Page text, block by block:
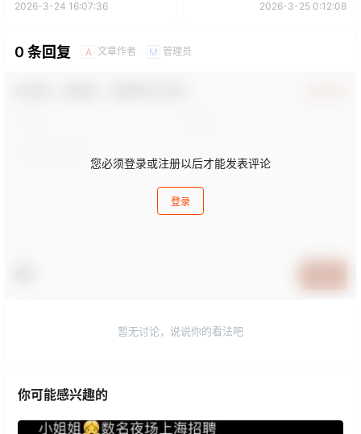
2026-3-24 16:07:36 2026-3-25 0:12:08
0 条回复 A 文章作者 M 管理员
您必须登录或注册以后才能发表评论
登录
暂无讨论，说说你的看法吧
你可能感兴趣的